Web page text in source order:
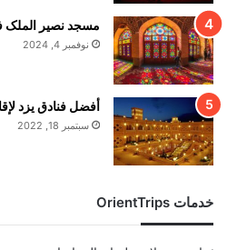
مسجد نصير
نوفمبر 4, 2024
أفضل فنادق يزد
سبتمبر 18, 2022
خدمات OrientTrips